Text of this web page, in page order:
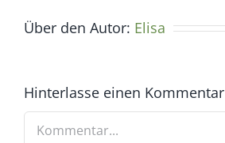
Über den Autor: Elisa
Hinterlasse einen Kommentar
Kommentar